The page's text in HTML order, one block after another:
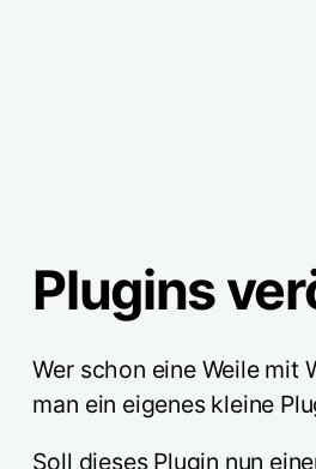
Plugins
Wer schon eine Weile mit
man ein eigenes kleine
Soll dieses Plugin nun